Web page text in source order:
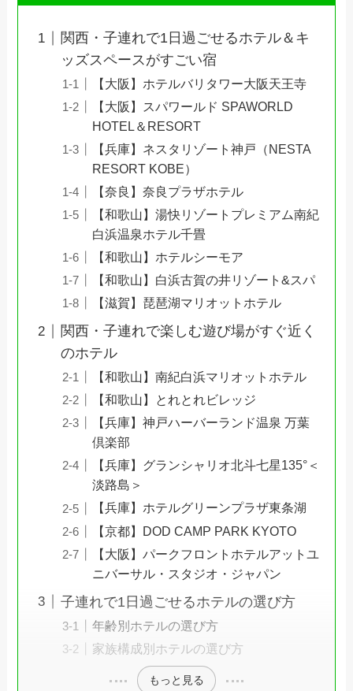
関西・子連れで1日過ごせるホテル＆キ
ッズスペースがすごい宿
【大阪】ホテルバリタワー大阪天王寺
【大阪】スパワールド SPAWORLD
HOTEL＆RESORT
【兵庫】ネスタリゾート神戸（NESTA
RESORT KOBE）
【奈良】奈良プラザホテル
【和歌山】湯快リゾートプレミアム南紀
白浜温泉ホテル千畳
【和歌山】ホテルシーモア
【和歌山】白浜古賀の井リゾート&スパ
【滋賀】琵琶湖マリオットホテル
関西・子連れで楽しむ遊び場がすぐ近く
のホテル
【和歌山】南紀白浜マリオットホテル
【和歌山】とれとれビレッジ
【兵庫】神戸ハーバーランド温泉 万葉
倶楽部
【兵庫】グランシャリオ北斗七星135°＜
淡路島＞
【兵庫】ホテルグリーンプラザ東条湖
【京都】DOD CAMP PARK KYOTO
【大阪】パークフロントホテルアットユ
ニバーサル・スタジオ・ジャパン
子連れで1日過ごせるホテルの選び方
年齢別ホテルの選び方
家族構成別ホテルの選び方
もっと見る